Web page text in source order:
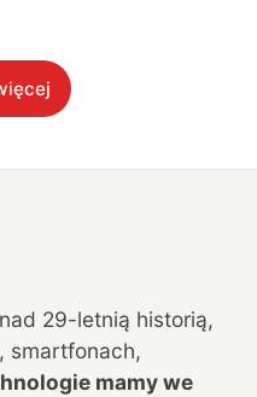
29-letnią historią,
smartfonach,
mamy we